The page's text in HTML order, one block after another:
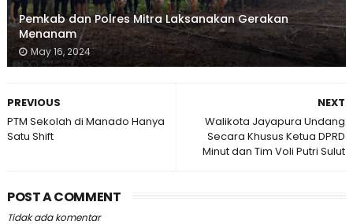
Pemkab dan Polres Mitra Laksanakan Gerakan
Menanam
May 16, 2024
NEXT
Walikota Jayapura Undang
Secara Khusus Ketua DPRD
Minut dan Tim Voli Putri Sulut
PREVIOUS
PTM Sekolah di Manado Hanya
Satu Shift
POST A COMMENT
Tidak ada komentar